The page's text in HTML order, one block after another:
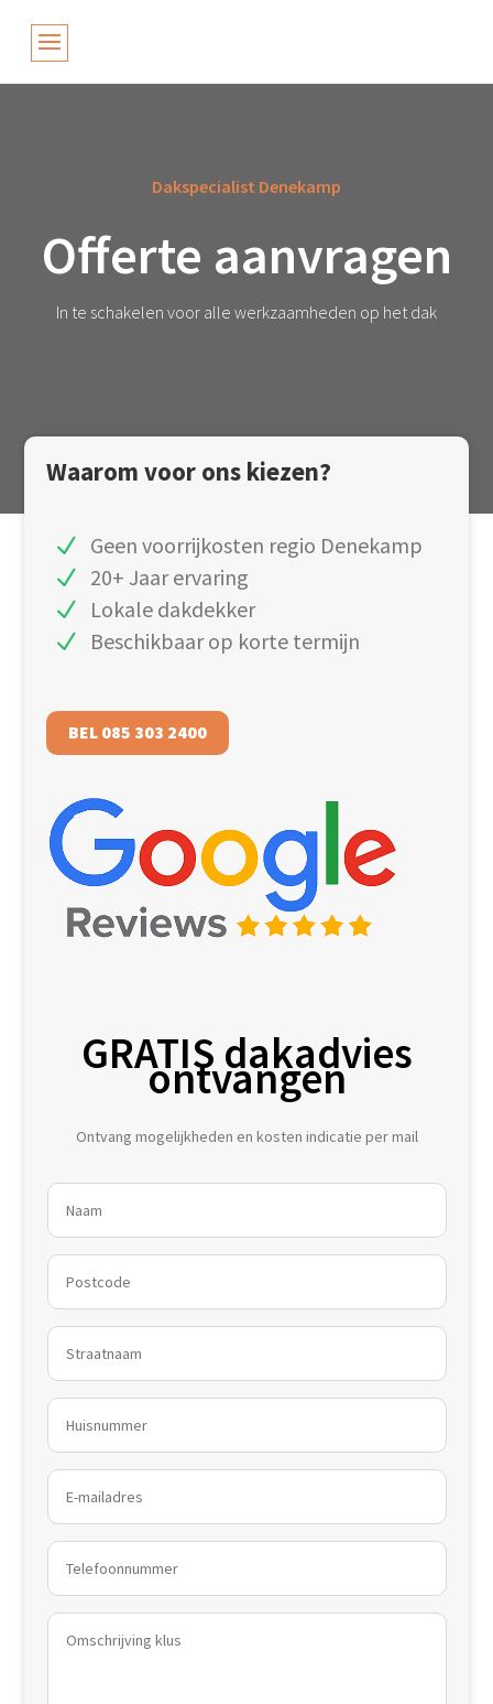
Dakspecialist Denekamp
Offerte aanvragen
In te schakelen voor alle werkzaamheden op het dak
Waarom voor ons kiezen?
Geen voorrijkosten regio Denekamp
20+ Jaar ervaring
Lokale dakdekker
Beschikbaar op korte termijn
BEL 085 303 2400
GRATIS dakadvies
ontvangen
Ontvang mogelijkheden en kosten indicatie per mail